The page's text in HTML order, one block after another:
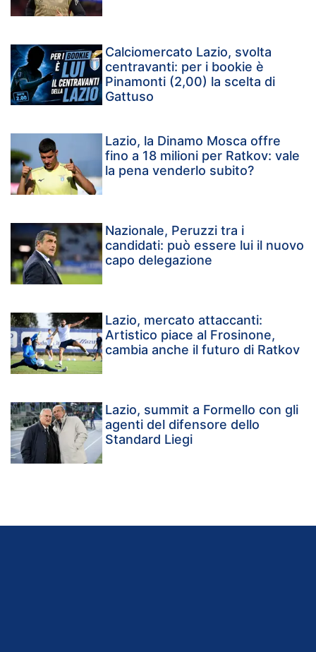
Calciomercato Lazio, svolta
centravanti: per i bookie è
Pinamonti (2,00) la scelta di
Gattuso
Lazio, la Dinamo Mosca offre
fino a 18 milioni per Ratkov: vale
la pena venderlo subito?
Nazionale, Peruzzi tra i
candidati: può essere lui il nuovo
capo delegazione
Lazio, mercato attaccanti:
Artistico piace al Frosinone,
cambia anche il futuro di Ratkov
Lazio, summit a Formello con gli
agenti del difensore dello
Standard Liegi